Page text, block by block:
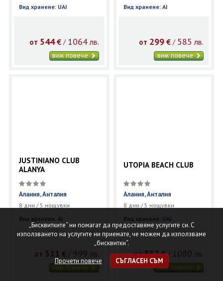
Вид хранене: UAI
от 544 €/ 1064 лв.
виж повече
Вид хранене: AI
от 299 € / 585 лв.
виж повече
JUSTINIANO CLUB
ALANYA
Алания, Анталия
8 дни / 5 нощувки
Вид хранене: AI
от 511 € / 999 лв.
виж повече
UTOPIA BEACH CLUB
Алания, Анталия
8 дни / 5 нощувки
Вид хранене: UAI
от552 €/ 1080 лв.
виж повече
„Бисквитките“ ни помагат да предоставяме услугите си. С
използването на услугите ни приемате, че можем да използваме
„бисквитки“.
Прочети повече СЪГЛАСЕН СЪМ